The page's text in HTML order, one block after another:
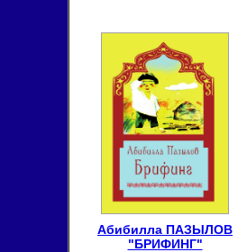
Абибилла ПАЗЫЛОВ
"БРИФИНГ"